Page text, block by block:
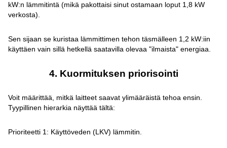
kW:n lämmitintä (mikä pakottaisi sinut ostamaan loput 1,8 kW
verkosta).
Sen sijaan se kuristaa lämmittimen tehon täsmälleen 1,2 kW:iin
käyttäen vain sillä hetkellä saatavilla olevaa "ilmaista" energiaa.
4. Kuormituksen priorisointi
Voit määrittää, mitkä laitteet saavat ylimääräistä tehoa ensin.
Tyypillinen hierarkia näyttää tältä:
Prioriteetti 1: Käyttöveden (LKV) lämmitin.